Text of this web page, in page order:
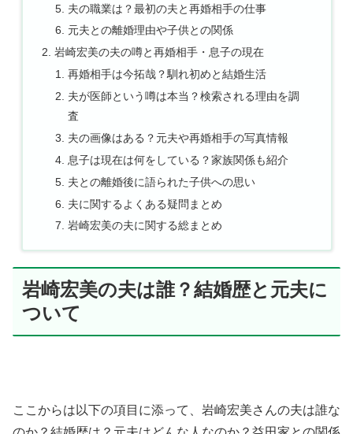
夫の職業は？最初の夫と再婚相手の仕事
元夫との離婚理由や子供との関係
岩崎宏美の夫の噂と再婚相手・息子の現在
再婚相手は今拓哉？馴れ初めと結婚生活
夫が医師という噂は本当？検索される理由を調
査
夫の画像はある？元夫や再婚相手の写真情報
息子は現在は何をしている？家族関係も紹介
夫との離婚後に語られた子供への思い
夫に関するよくある疑問まとめ
岩崎宏美の夫に関する総まとめ
岩崎宏美の夫は誰？結婚歴と元夫に
ついて
ここからは以下の項目に添って、岩崎宏美さんの夫は誰な